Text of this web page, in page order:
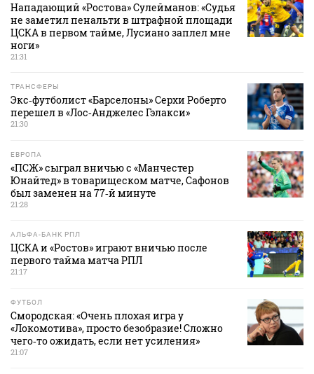
Нападающий «Ростова» Сулейманов: «Судья
не заметил пенальти в штрафной площади
ЦСКА в первом тайме, Лусиано заплел мне
ноги»
21:31
ТРАНСФЕРЫ
Экс‑футболист «Барселоны» Серхи Роберто
перешел в «Лос‑Анджелес Гэлакси»
21:30
ЕВРОПА
«ПСЖ» сыграл вничью с «Манчестер
Юнайтед» в товарищеском матче, Сафонов
был заменен на 77‑й минуте
21:28
АЛЬФА-БАНК РПЛ
ЦСКА и «Ростов» играют вничью после
первого тайма матча РПЛ
21:17
ФУТБОЛ
Смородская: «Очень плохая игра у
«Локомотива», просто безобразие! Сложно
чего‑то ожидать, если нет усиления»
21:07